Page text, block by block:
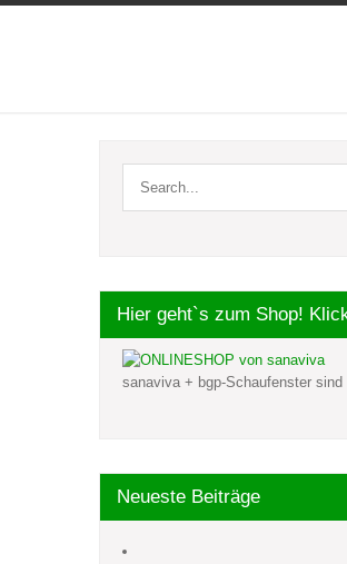
Hier geht`s zum Shop!
sanaviva + bgp-Schaufenster sind
Neueste Beiträge